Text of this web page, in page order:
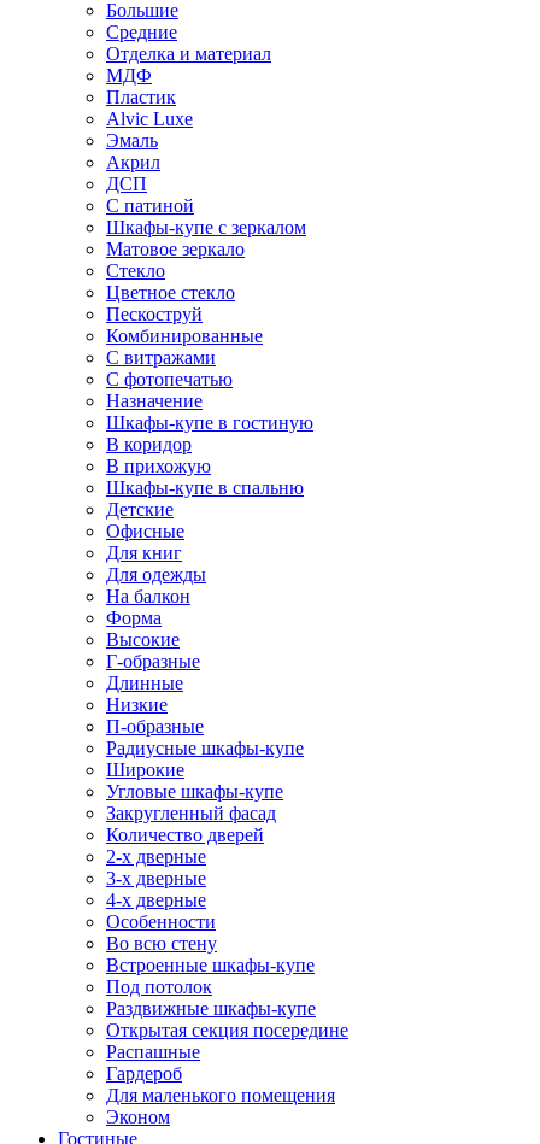
Большие
Средние
Отделка и материал
МДФ
Пластик
Alvic Luxe
Эмаль
Акрил
ДСП
С патиной
Шкафы-купе с зеркалом
Матовое зеркало
Стекло
Цветное стекло
Пескоструй
Комбинированные
С витражами
С фотопечатью
Назначение
Шкафы-купе в гостиную
В коридор
В прихожую
Шкафы-купе в спальню
Детские
Офисные
Для книг
Для одежды
На балкон
Форма
Высокие
Г-образные
Длинные
Низкие
П-образные
Радиусные шкафы-купе
Широкие
Угловые шкафы-купе
Закругленный фасад
Количество дверей
2-х дверные
3-х дверные
4-х дверные
Особенности
Во всю стену
Встроенные шкафы-купе
Под потолок
Раздвижные шкафы-купе
Открытая секция посередине
Распашные
Гардероб
Для маленького помещения
Эконом
Гостиные